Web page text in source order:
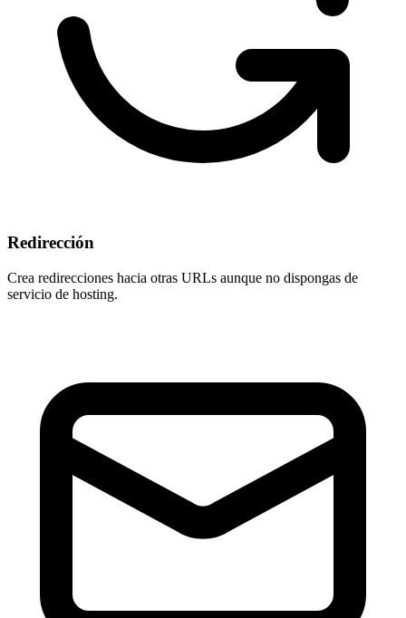
Redirección
Crea redirecciones hacia otras URLs aunque no dispongas de
servicio de hosting.